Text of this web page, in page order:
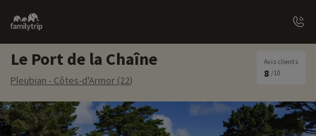
Family
trip
Le Port de la Chaîne
Pleubian - Côtes-d'Armor (22)
Avis clients
8 /10